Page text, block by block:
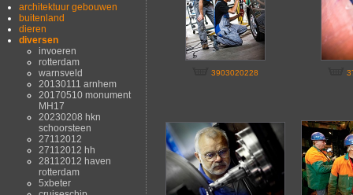
architektuur gebouwen
buitenland
dieren
diversen
invoeren
rotterdam
warnsveld
20130111 arnhem
20170510 monument
MH17
20230208 hkn
schoorsteen
27112012
27112012 hh
28112012 haven
rotterdam
5xbeter
3903020228